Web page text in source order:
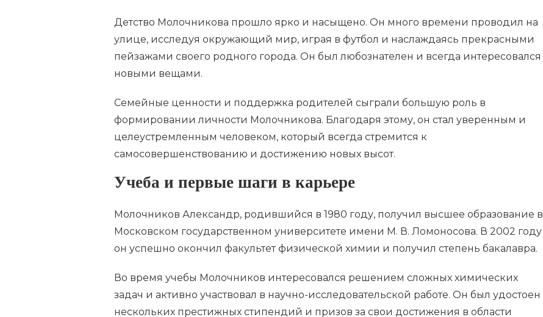
Детство Молочникова прошло ярко и насыщено. Он много времени проводил на
улице, исследуя окружающий мир, играя в футбол и наслаждаясь прекрасными
пейзажами своего родного города. Он был любознателен и всегда интересовался
новыми вещами.
Семейные ценности и поддержка родителей сыграли большую роль в
формировании личности Молочникова. Благодаря этому, он стал уверенным и
целеустремленным человеком, который всегда стремится к
самосовершенствованию и достижению новых высот.
Учеба и первые шаги в карьере
Молочников Александр, родившийся в 1980 году, получил высшее образование в
Московском государственном университете имени М. В. Ломоносова. В 2002 году
он успешно окончил факультет физической химии и получил степень бакалавра.
Во время учебы Молочников интересовался решением сложных химических
задач и активно участвовал в научно-исследовательской работе. Он был удостоен
нескольких престижных стипендий и призов за свои достижения в области